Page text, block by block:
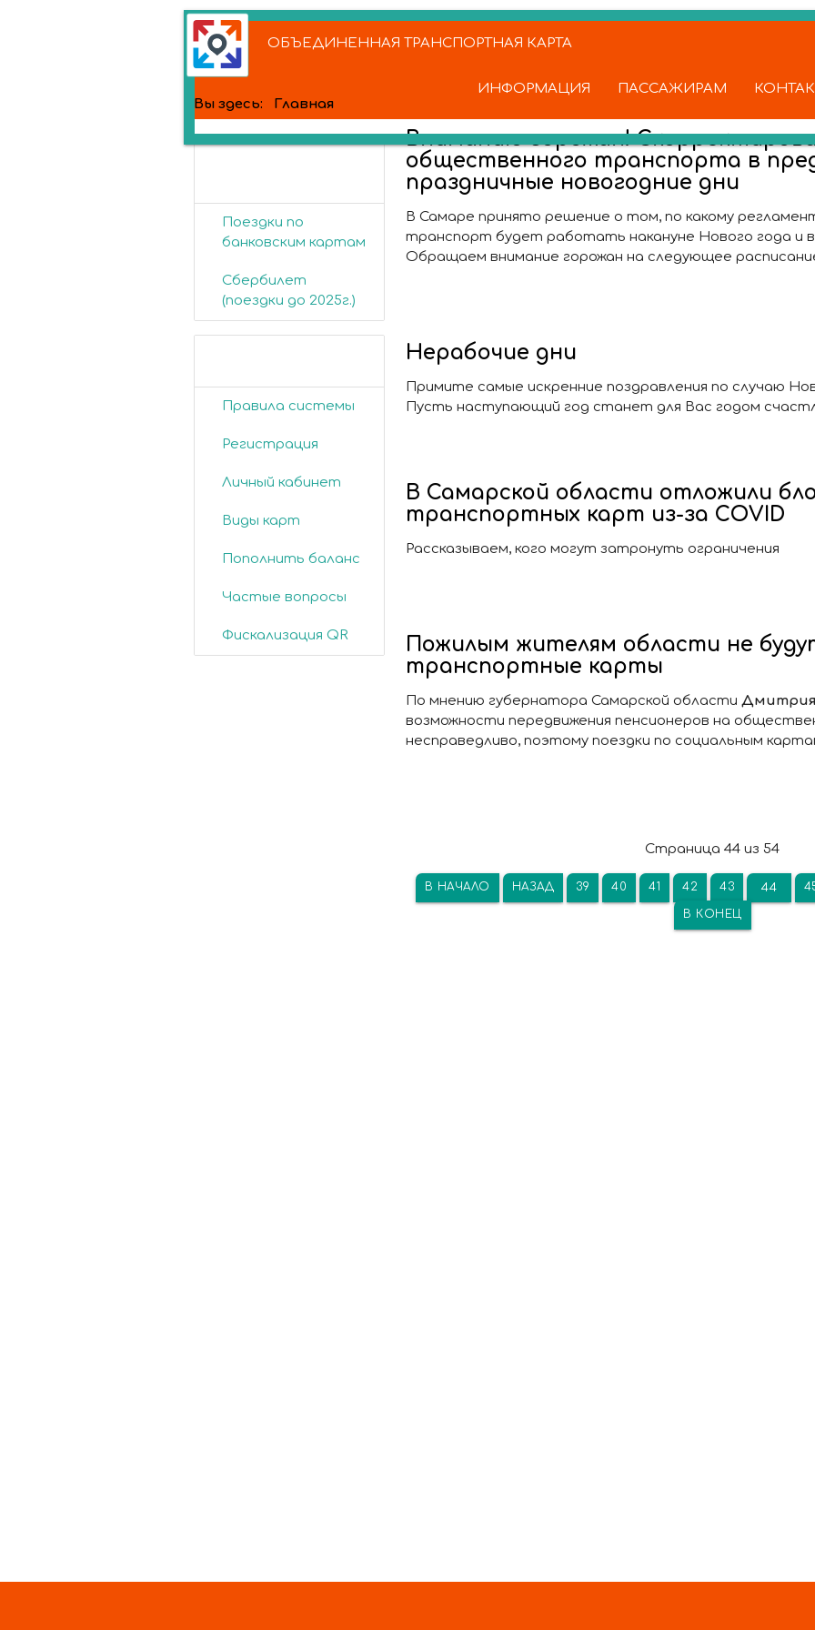
ОБЪЕДИНЕННАЯ ТРАНСПОРТНАЯ КАРТА
ИНФОРМАЦИЯ ПАССАЖИРАМ
Вы здесь: Главная
Поездки по
банковским картам
Сбербилет
(поездки до 2025г.)
Правила системы
Регистрация
Личный кабинет
Виды карт
Пополнить баланс
Частые вопросы
Фискализация QR
Вниманию горожан!
общественного транспорта в
праздничные новогодние дни
В Самаре принято решение о том, по какому
транспорт будет работать накануне Нового года и в
Обращаем внимание горожан на следующее
Нерабочие дни
Примите самые искренние поздравления по случаю
Пусть наступающий год станет для Вас годом
В Самарской области отложили
транспортных карт из-за COVID
Рассказываем, кого могут затронуть ограничения
Пожилым жителям области не
транспортные карты
По мнению губернатора Самарской области Дмитрия
возможности передвижения пенсионеров на
несправедливо, поэтому поездки по социальным
Страница 44 из 54
В НАЧАЛО НАЗАД 39 40 41 42 43 44
В КОНЕЦ